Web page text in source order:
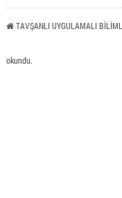
TAVŞANLI UYGULAMALI
okundu.